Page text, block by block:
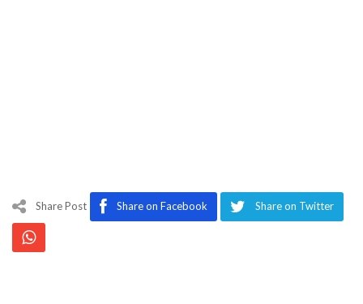
Share Post Share on Facebook Share on Twitter